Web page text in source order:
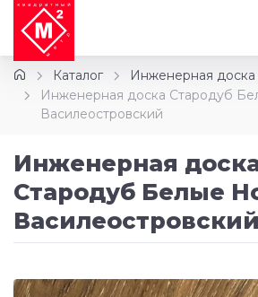
Каталог
Инженерная доска
Инженерная доска Стародуб
Василеостровский
Инженерная
Стародуб Белые
Василеостровский